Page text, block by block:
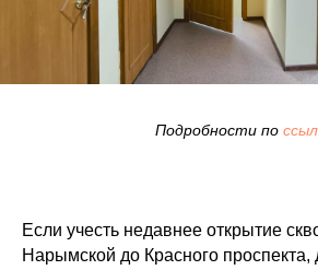
Подробности по
Если учесть недавнее открытие
Нарымской до Красного проспекта,